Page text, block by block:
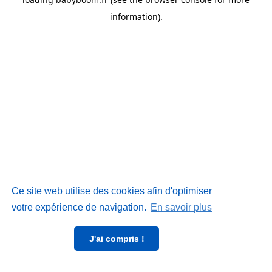
Ce site web utilise des cookies afin d'optimiser
votre expérience de navigation. En savoir plus
J'ai compris !
information).